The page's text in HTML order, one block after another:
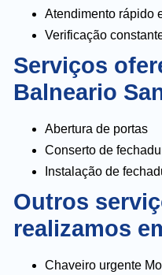
Atendimento rápido
Verificação
Serviços
Balneario
Abertura de portas
Conserto de
Instalação de
Outros
realizamos
Chaveiro urgente